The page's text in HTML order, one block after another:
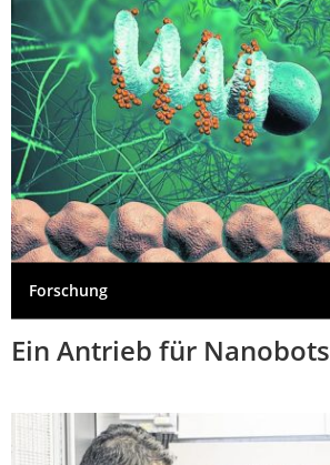
Forschung
Ein Antrieb für Nanobots